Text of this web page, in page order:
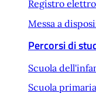
Registro
Messa a
Percorsi di
Scuola
Scuola primaria